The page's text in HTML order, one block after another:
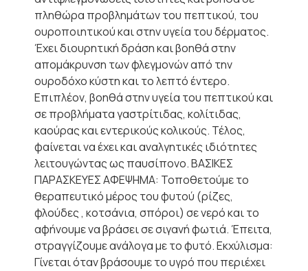
πληθώρα προβλημάτων του πεπτικού, του
ουροποιητικού και στην υγεία του δέρματος.
Έχει διουρητική δράση και βοηθά στην
απομάκρυνση των φλεγμονών από την
ουροδόχο κύστη και το λεπτό έντερο.
Επιπλέον, βοηθά στην υγεία του πεπτικού και
σε προβλήματα γαστρίτιδας, κολίτιδας,
καούρας και εντερικούς κολικούς. Τέλος,
φαίνεται να έχει και αναλγητικές ιδιότητες
λειτουγώντας ως παυσίπονο. ΒΑΣΙΚΕΣ
ΠΑΡΑΣΚΕΥΕΣ ΑΦΕΨΗΜΑ: Τοποθετούμε το
θεραπευτικό μέρος του φυτού (ρίζες,
φλούδες , κοτσάνια, σπόροι) σε νερό και το
αφήνουμε να βράσει σε σιγανή φωτιά. Έπειτα,
στραγγίζουμε ανάλογα με το φυτό. Εκχύλισμα:
Γίνεται όταν βράσουμε το υγρό που περιέχει